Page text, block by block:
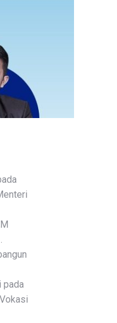
pada